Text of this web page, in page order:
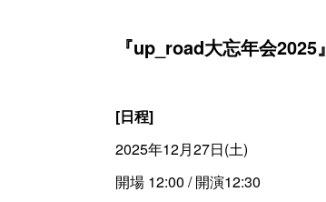
『up_road大忘年会2025』
[日程]
2025年12月27日(土)
開場 12:00 / 開演12:30